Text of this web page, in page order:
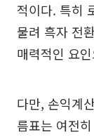
적이다. 특히
물려 흑자 전
매력적인 요
다만, 손익계
름표는 여전